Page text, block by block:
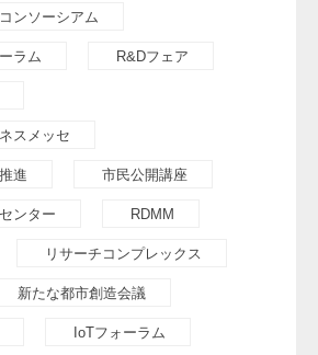
ンソーシアム
ラム R&Dフェア
スメッセ
進 市民公開講座
ンター RDMM
リサーチコンプレックス
新たな都市創造会議
IoTフォーラム